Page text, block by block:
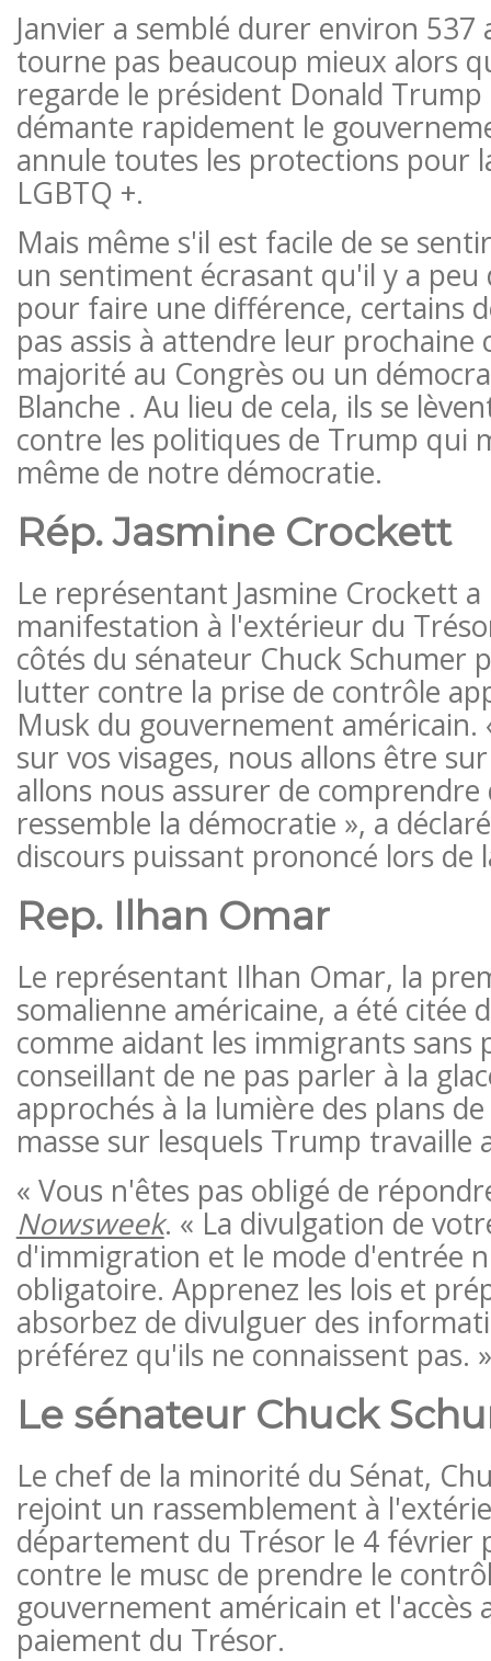
Janvier a semblé durer environ 537
tourne pas beaucoup mieux alors
regarde le président Donald Trump
démante rapidement le
annule toutes les protections pour
LGBTQ +.
Mais même s'il est facile de se
un sentiment écrasant qu'il y a peu
pour faire une différence, certains
pas assis à attendre leur prochaine
majorité au Congrès ou un
Blanche . Au lieu de cela, ils se
contre les politiques de Trump qui
même de notre démocratie.
Rép. Jasmine Crockett
Le représentant Jasmine Crockett
manifestation à l'extérieur du
côtés du sénateur Chuck Schumer
lutter contre la prise de contrôle
Musk du gouvernement américain.
sur vos visages, nous allons être
allons nous assurer de
ressemble la démocratie », a
discours puissant prononcé lors de
Rep. Ilhan Omar
Le représentant Ilhan Omar, la
somalienne américaine, a été citée
comme aidant les immigrants sans
conseillant de ne pas parler à la
approchés à la lumière des plans
masse sur lesquels Trump travaille
« Vous n'êtes pas obligé de
Nowsweek. « La divulgation de
d'immigration et le mode d'entrée
obligatoire. Apprenez les lois et
absorbez de divulguer des
préférez qu'ils ne connaissent pas. »
Le sénateur Chuck
Le chef de la minorité du Sénat,
rejoint un rassemblement à
département du Trésor le 4 février
contre le musc de prendre le
gouvernement américain et l'accès
paiement du Trésor.